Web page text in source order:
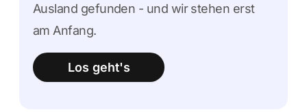
Ausland gefunden - und wir stehen erst
am Anfang.
Los geht's